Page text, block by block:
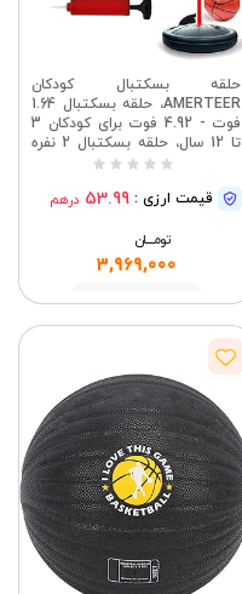
حلقه بسکتبال کودکان
AMERTEER، حلقه بسکتبال 1.64
فوت - 4.92 فوت برای کودکان 3
تا 12 سال، حلقه بسکتبال 2 نفره
کودکانه داخل و خارج از منزل،
کوچک
قیمت ارزی : 53.99 درهم
تومــــــان
3,969,000
مشاهده